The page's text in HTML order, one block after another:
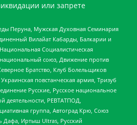
или запрете
Перуна, Мужская Духовная Семинария
Вилайат Кабарды, Балкарии и
Социалистическая
союз, Движение против
Братство, Клуб Болельщиков
повстанческая армия, Тризуб
Русские, Русское национальное
деятельности, РЕВТАТПОД,
группа, Автоград Крю, Союз
Дафа, Иртыш Ultras, Русский